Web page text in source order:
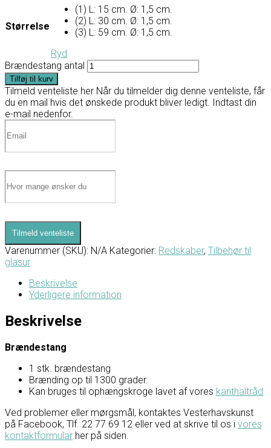
Størrelse
(1) L: 15 cm. Ø: 1,5 cm.
(2) L: 30 cm. Ø: 1,5 cm.
(3) L: 59 cm. Ø: 1,5 cm.
Ryd
Brændestang antal
Tilføj til kurv
Tilmeld venteliste her Når du tilmelder dig denne venteliste, får
du en mail hvis det ønskede produkt bliver ledigt. Indtast din
e-mail nedenfor.
Tilmeld venteliste
Varenummer (SKU): N/A Kategorier: Redskaber, Tilbehør til
glasur
Beskrivelse
Yderligere information
Beskrivelse
Brændestang
1 stk. brændestang
Brænding op til 1300 grader.
Kan bruges til ophængskroge lavet af vores kanthaltråd
Ved problemer eller mørgsmål, kontaktes Vesterhavskunst
på Facebook, Tlf. 22 77 69 12 eller ved at skrive til os i vores
kontaktformular her på siden.